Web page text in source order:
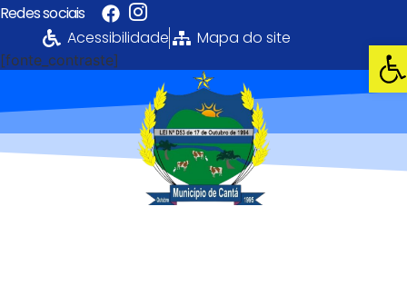
Redes sociais
Acessibilidade
Mapa do site
[fonte_contraste]